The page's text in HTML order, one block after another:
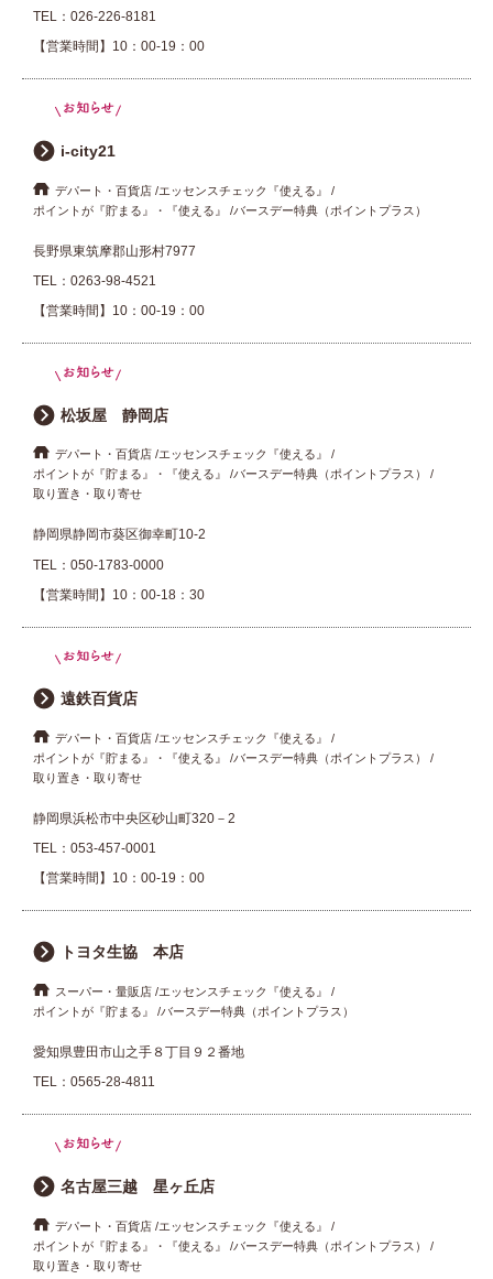
TEL： 026-226-8181
【営業時間】10：00-19：00
i-city21
デパート・百貨店 エッセンスチェック『使える』
ポイントが『貯まる』・『使える』
バースデー特典（ポイントプラス）
長野県東筑摩郡山形村7977
TEL： 0263-98-4521
【営業時間】10：00-19：00
松坂屋 静岡店
デパート・百貨店 エッセンスチェック『使える』
ポイントが『貯まる』・『使える』
バースデー特典（ポイントプラス）
取り置き・取り寄せ
静岡県静岡市葵区御幸町10-2
TEL： 050-1783-0000
【営業時間】10：00-18：30
遠鉄百貨店
デパート・百貨店 エッセンスチェック『使える』
ポイントが『貯まる』・『使える』
バースデー特典（ポイントプラス）
取り置き・取り寄せ
静岡県浜松市中央区砂山町320－2
TEL： 053-457-0001
【営業時間】10：00-19：00
トヨタ生協 本店
スーパー・量販店 エッセンスチェック『使える』
ポイントが『貯まる』
バースデー特典（ポイントプラス）
愛知県豊田市山之手８丁目９２番地
TEL： 0565-28-4811
名古屋三越 星ヶ丘店
デパート・百貨店 エッセンスチェック『使える』
ポイントが『貯まる』・『使える』
バースデー特典（ポイントプラス）
取り置き・取り寄せ